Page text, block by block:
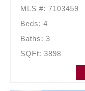
MLS #: 7103459
Beds: 4
Baths: 3
SQFt: 3898